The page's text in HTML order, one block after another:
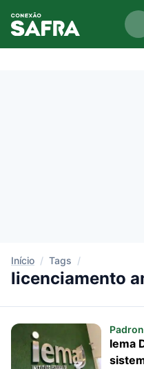
Início / Tags /
licenciamento
Iema